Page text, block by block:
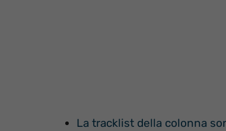
La tracklist della colonna